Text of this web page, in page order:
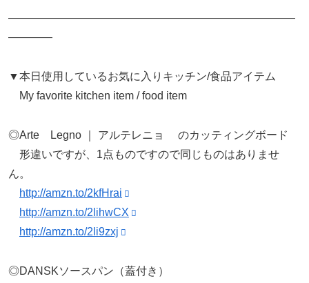
——————————————————————————
————
▼本日使用しているお気に入りキッチン/食品アイテム
My favorite kitchen item / food item
◎Arte Legno ｜ アルテレニョ のカッティングボード
形違いですが、1点ものですので同じものはありませ
ん。
http://amzn.to/2kfHrai
http://amzn.to/2lihwCX
http://amzn.to/2li9zxj
◎DANSKソースパン（蓋付き）